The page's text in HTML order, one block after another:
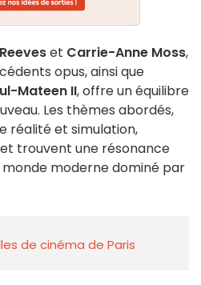
et Carrie-Anne Moss,
opus, ainsi que
Mateen II, offre un équilibre
Les thèmes abordés,
réalité et simulation,
trouvent une résonance
moderne dominé par
de cinéma de Paris